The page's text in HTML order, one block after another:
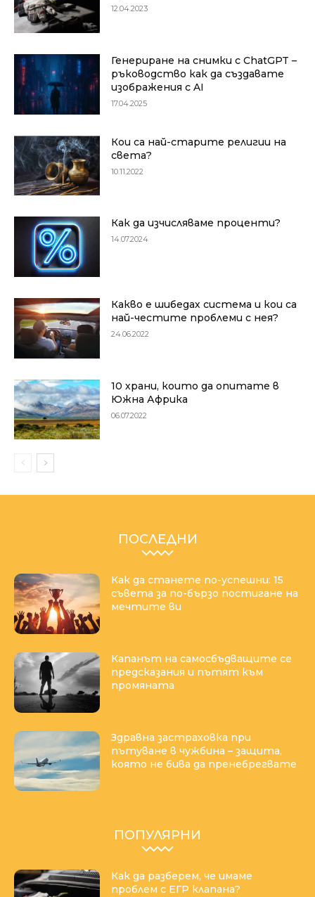
12.04.2023
Генериране на снимки с ChatGPT –
ръководство как да създавате
изображения с AI
17.04.2025
Кои са най-старите религии на
света?
10.11.2022
Как да изчисляваме проценти?
14.07.2024
Какво е шибедах система и кои са
най-честите проблеми с нея?
24.06.2022
10 храни, които да опитате в
Южна Африка
06.07.2022
ПОСЛЕДНИ
Как да станете по-успешни: 15
съвета за по-бързо постигане на
мечтите ви
Капанът на самосбъдващите се
предсказания и пътят към
промяната
Здравна застраховка при
пътуване в чужбина – защита,
която не бива да пренебрегвате
ПОПУЛЯРНИ
Как да разберем, че имаме
проблем с ЕГР клапана?